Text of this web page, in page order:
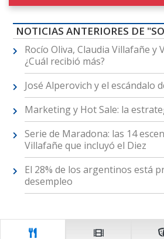
NOTICIAS ANTERIORES DE
Rocío Oliva, Claudia Villafañe y
¿Cuál recibió más?
José Alperovich y el escándalo
Marketing y Hot Sale: la
Serie de Maradona: las 14
Villafañe que incluyó el Diez
El 28% de los argentinos está
desempleo